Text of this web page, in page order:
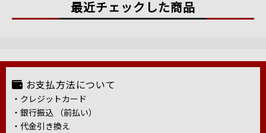
最近チェックした商品
お支払方法について
・クレジットカード
・銀行振込 （前払い）
・代金引き換え